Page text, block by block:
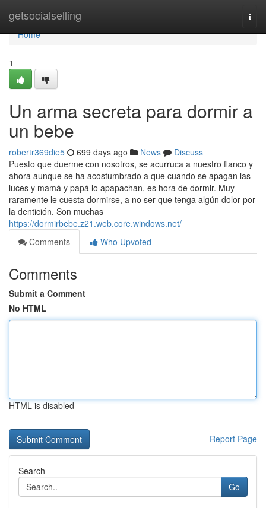
getsocialselling
Home
Home
1
Un arma secreta para dormir a
un bebe
robertr369die5 699 days ago News
Discuss
Puesto que duerme con nosotros, se acurruca a nuestro flanco y
ahora aunque se ha acostumbrado a que cuando se apagan las
luces y mamá y papá lo apapachan, es hora de dormir. Muy
raramente le cuesta dormirse, a no ser que tenga algún dolor por
la dentición. Son muchas
https://dormirbebe.z21.web.core.windows.net/
Comments
Who Upvoted
Comments
Submit a Comment
No HTML
HTML is disabled
Report Page
Search
Go